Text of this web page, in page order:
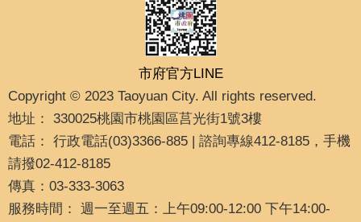
市府官方LINE
Copyright © 2023 Taoyuan City. All rights reserved.
地址： 330025桃園市桃園區莒光街1號3樓
電話： 行政電話(03)3366-885 | 諮詢專線412-8185，手機
請撥02-412-8185
傳真：03-333-3063
服務時間： 週一至週五：上午09:00-12:00 下午14:00-